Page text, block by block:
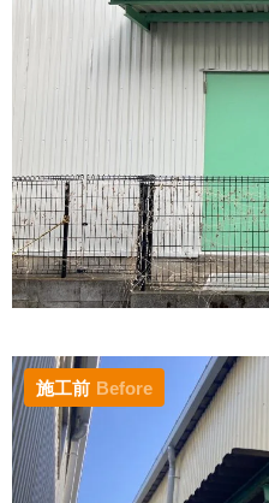
施工前 Before